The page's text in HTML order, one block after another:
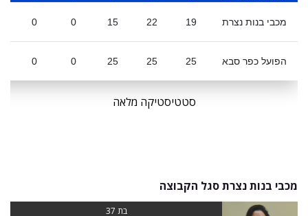
מכבי בנות נצרת 19
22
15
0
0
הפועל כפר סבא 25
25
25
0
0
סטטיסטיקה מלאה
מכבי בנות נצרת סגל הקבוצה
בת 37